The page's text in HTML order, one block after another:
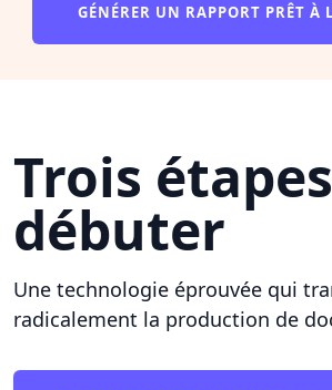
GÉNÉRER UN RAPPORT PRÊT À
Trois
débuter
Une technologie éprouvée qui
radicalement la production de